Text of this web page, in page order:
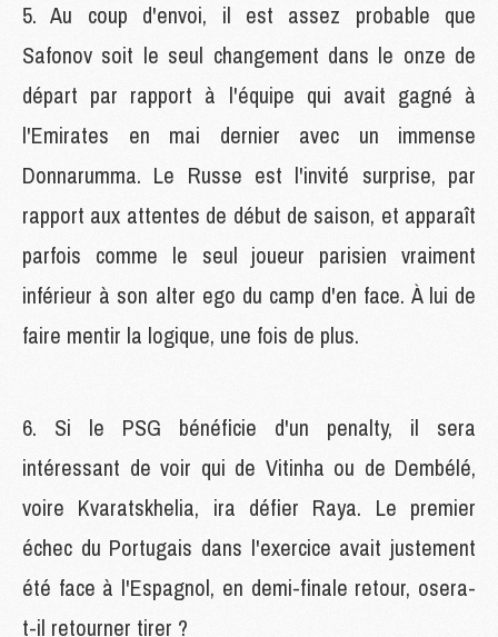
5. Au coup d'envoi, il est assez probable que
Safonov soit le seul changement dans le onze de
départ par rapport à l'équipe qui avait gagné à
l'Emirates en mai dernier avec un immense
Donnarumma. Le Russe est l'invité surprise, par
rapport aux attentes de début de saison, et apparaît
parfois comme le seul joueur parisien vraiment
inférieur à son alter ego du camp d'en face. À lui de
faire mentir la logique, une fois de plus.
6. Si le PSG bénéficie d'un penalty, il sera
intéressant de voir qui de Vitinha ou de Dembélé,
voire Kvaratskhelia, ira défier Raya. Le premier
échec du Portugais dans l'exercice avait justement
été face à l'Espagnol, en demi-finale retour, osera-
t-il retourner tirer ?